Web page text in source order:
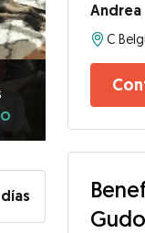
Andrea